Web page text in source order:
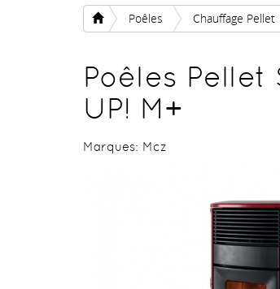
Poêles Chauffage Pellet
Poêles Pellet
UP! M+
Marques: Mcz